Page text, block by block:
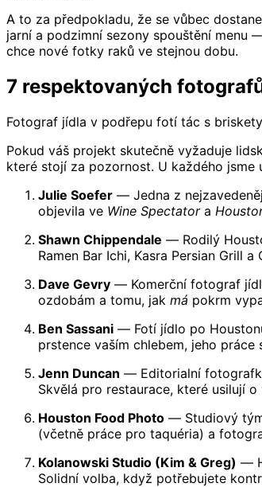
A to za předpokladu, že se vůbec
jarní a podzimní sezony spouštění menu
chce nové fotky raků ve stejnou dobu.
7 respektovaných
Fotograf jídla v podřepu fotí tác s
Pokud váš projekt skutečně vyžaduje
které stojí za pozornost. U každého
Julie Soefer — Jedna z
objevila ve Wine Spectatora
Shawn Chippendale — Rodilý
Ramen Bar Ichi, Kasra Persian Grill
Dave Gevry — Komerční fotograf
ozdobám a tomu, jak má pokrm
Ben Sassani — Fotí jídlo po
prstence vaším chlebem, jeho práce
Jenn Duncan — Editorialní
Skvělá pro restaurace, které usilují
Houston Food Photo — Studiový
(včetně práce pro taquéria) a
Kolanowski Studio (Kim & Greg) —
Solidní volba, když potřebujete